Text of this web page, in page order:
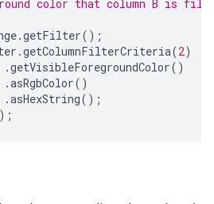
color that column B is
.getFilter();
.getColumnFilterCriteria(2)
.getVisibleForegroundColor()
.asRgbColor()
.asHexString();
);